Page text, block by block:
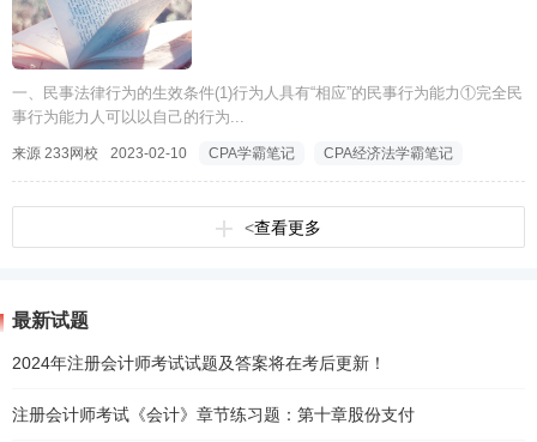
一、民事法律行为的生效条件(1)行为人具有“相应”的民事行为能力①完全民
事行为能力人可以以自己的行为...
来源 233网校 2023-02-10 CPA学霸笔记 CPA经济法学霸笔记
<查看更多
最新试题
2024年注册会计师考试试题及答案将在考后更新！
注册会计师考试《会计》章节练习题：第十章股份支付